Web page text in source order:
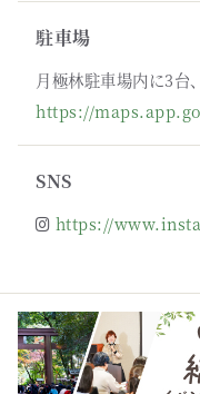
駐車場
月極林駐車場内に3台
https://
SNS
https://